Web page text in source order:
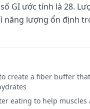
GI ước tính là 28.
năng lượng ổn định
create a fiber buffer
eating to help